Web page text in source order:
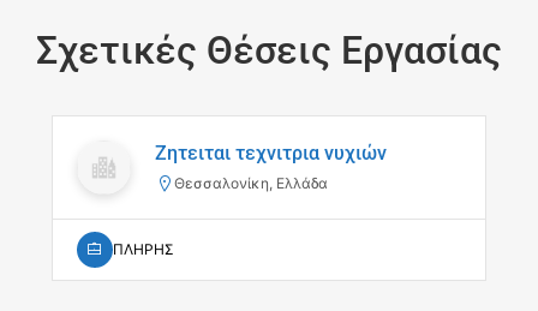
Σχετικές Θέσεις Εργασίας
Ζητειται τεχνιτρια νυχιών
Θεσσαλονίκη, Ελλάδα
ΠΛΗΡΗΣ